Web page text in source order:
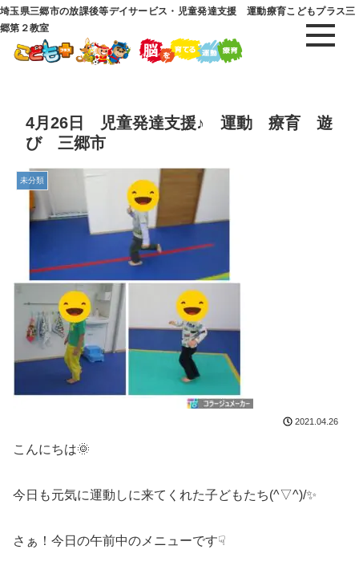
埼玉県三郷市の放課後等デイサービス・児童発達支援 運動療育こどもプラス三
郷第２教室
4月26日 児童発達支援♪ 運動 療育 遊
び 三郷市
未分類
2021.04.26
こんにちは🌞
今日も元気に運動しに来てくれた子どもたち(^▽^)/✨
さぁ！今日の午前中のメニューです☟